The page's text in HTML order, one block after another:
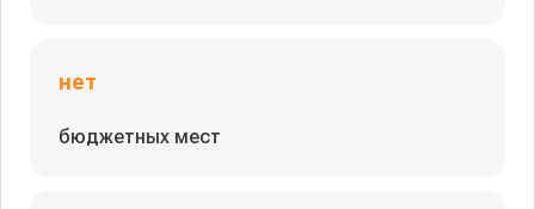
нет
бюджетных мест